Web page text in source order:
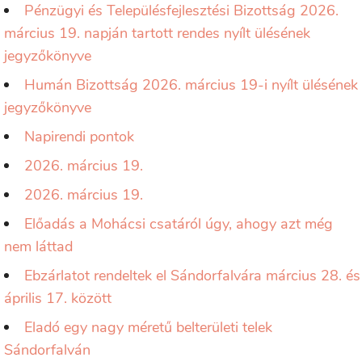
Pénzügyi és Településfejlesztési Bizottság 2026.
március 19. napján tartott rendes nyílt ülésének
jegyzőkönyve
Humán Bizottság 2026. március 19-i nyílt ülésének
jegyzőkönyve
Napirendi pontok
2026. március 19.
2026. március 19.
Előadás a Mohácsi csatáról úgy, ahogy azt még
nem láttad
Ebzárlatot rendeltek el Sándorfalvára március 28. és
április 17. között
Eladó egy nagy méretű belterületi telek
Sándorfalván